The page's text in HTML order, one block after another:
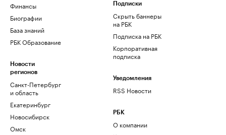
Финансы
Биографии
База знаний
РБК Образование
Новости
регионов
Санкт-Петербург
и область
Екатеринбург
Новосибирск
Омск
Подписки
Скрыть баннеры
на РБК
Подписка на РБК
Корпоративная
подписка
Уведомления
RSS Новости
РБК
О компании